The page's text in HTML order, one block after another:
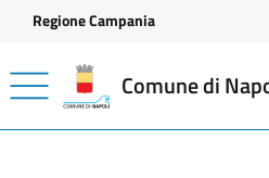
Vai ai contenuti
Vai al footer
Regione Campania
Comune di